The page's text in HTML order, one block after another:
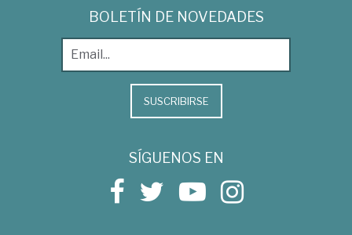
BOLETÍN DE NOVEDADES
SUSCRIBIRSE
SÍGUENOS EN